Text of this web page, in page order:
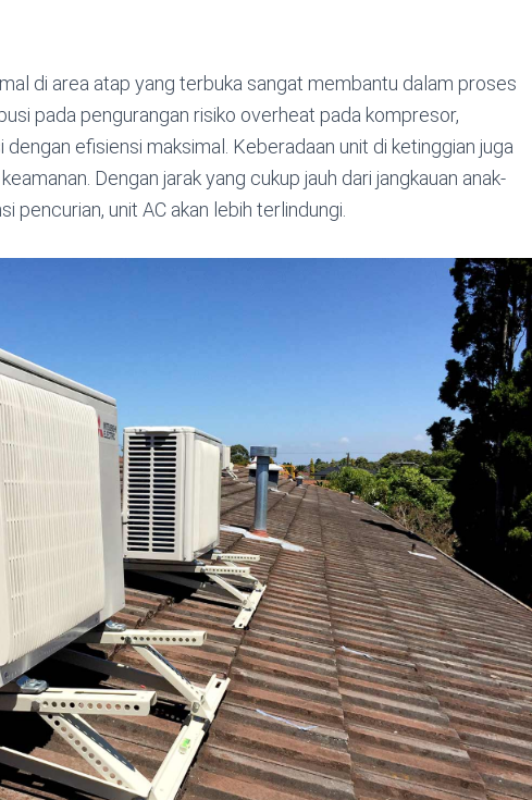
di area atap yang terbuka sangat membantu dalam proses
pada pengurangan risiko overheat pada kompresor,
efisiensi maksimal. Keberadaan unit di ketinggian juga
Dengan jarak yang cukup jauh dari jangkauan anak-
pencurian, unit AC akan lebih terlindungi.